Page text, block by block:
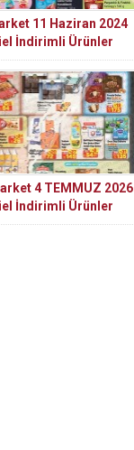
11 Haziran 2024
İndirimli Ürünler
Kataloğu
4 TEMMUZ 2026
İndirimli Ürünler
Kataloğu